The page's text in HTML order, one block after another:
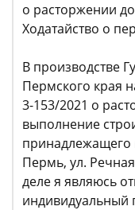
о расторжении
Ходатайство о
В производстве
Пермского края
3-153/2021 о
выполнение
принадлежащего
Пермь, ул.
деле я являюсь
индивидуальный